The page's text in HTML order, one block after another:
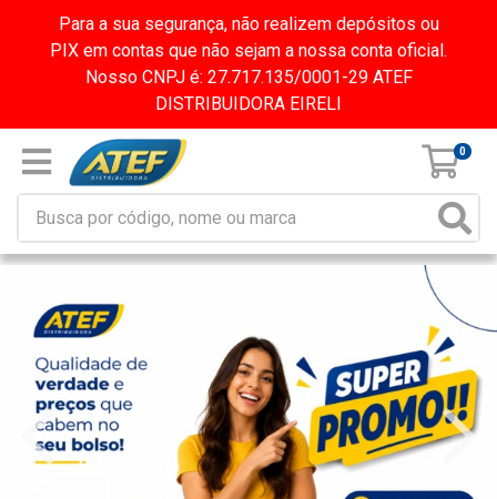
Para a sua segurança, não realizem depósitos ou
PIX em contas que não sejam a nossa conta oficial.
Nosso CNPJ é: 27.717.135/0001-29 ATEF
DISTRIBUIDORA EIRELI
0